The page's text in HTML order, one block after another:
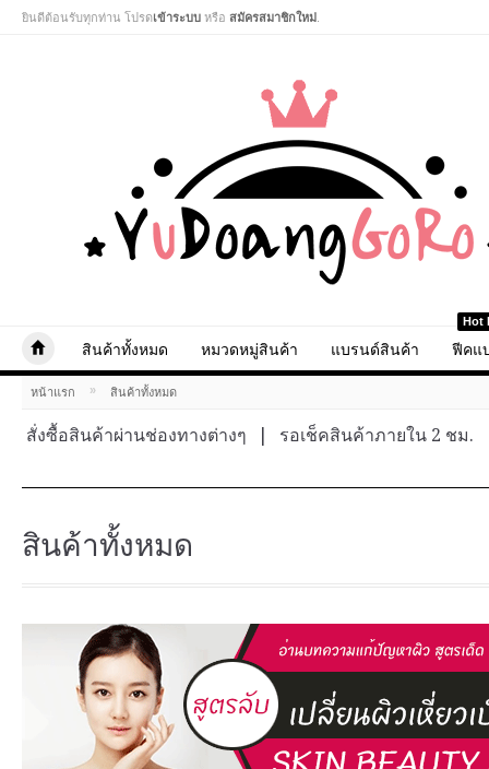
ยินดีต้อนรับทุกท่าน โปรดเข้าระบบ หรือ สมัครสมาชิกใหม่
สินค้าทั้งหมด หมวดหมู่สินค้า แบรนด์สินค้า
Hot
ฟีคแ
หน้าแรก » สินค้าทั้งหมด
สั่งซื้อสินค้าผ่านช่องทางต่างๆ รอเช็คสินค้าภายใน 2 ชม.
สินค้าทั้งหมด